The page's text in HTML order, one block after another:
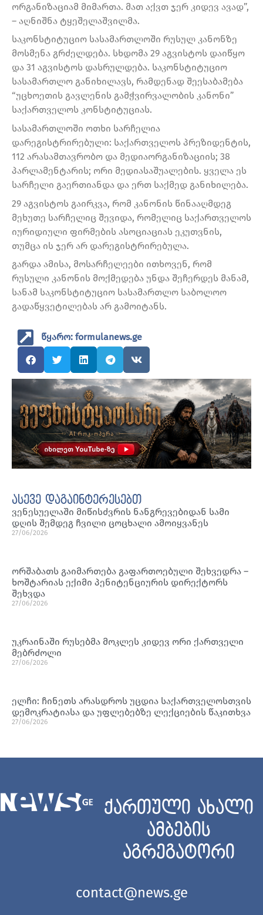
ორგანიზაციამ მიმართა. მათ აქვთ ჯერ კიდევ ავად”,
– აღნიშნა ტყეშელაშვილმა.
საკონსტიტუციო სასამართლოში რუსულ კანონზე
მოსმენა გრძელდება. სხდომა 29 აგვისტოს დაიწყო
და 31 აგვისტოს დასრულდება. საკონსტიტუციო
სასამართლო განიხილავს, რამდენად შეესაბამება
“უცხოეთის გავლენის გამჭვირვალობის კანონი”
საქართველოს კონსტიტუციას.
სასამართლოში ოთხი სარჩელია
დარეგისტრირებული: საქართველოს პრეზიდენტის,
112 არასამთავრობო და მედიაორგანიზაციის; 38
პარლამენტარის; ორი მედიასაშუალების. ყველა ეს
სარჩელი გაერთიანდა და ერთ საქმედ განიხილება.
29 აგვისტოს გაირკვა, რომ კანონის წინააღმდეგ
მეხუთე სარჩელიც შევიდა, რომელიც საქართველოს
იურიდიული ფირმების ასოციაციას ეკუთვნის,
თუმცა ის ჯერ არ დარეგისტრირებულა.
გარდა ამისა, მოსარჩელეები ითხოვენ, რომ
რუსული კანონის მოქმედება უნდა შეჩერდეს მანამ,
სანამ საკონსტიტუციო სასამართლო საბოლოო
გადაწყვეტილებას არ გამოიტანს.
წყარო: formulanews.ge
ასევე დაგაინტერესებთ
ვენესუელაში მიწისძვრის ნანგრევებიდან სამი
დღის შემდეგ ჩვილი ცოცხალი ამოიყვანეს
27/06/2026
ორშაბათს გაიმართება გაფართოებული შეხვედრა –
ხოშტარიას ექიმი პენიტენციურის დირექტორს
შეხვდა
27/06/2026
უკრაინაში რუსებმა მოკლეს კიდევ ორი ქართველი
მებრძოლი
27/06/2026
ელჩი: ჩინეთს არასდროს უცდია საქართველოსთვის
დემოკრატიასა და უფლებებზე ლექციების წაკითხვა
27/06/2026
ქართული ახალი
ამბების
აგრეგატორი
contact@news.ge